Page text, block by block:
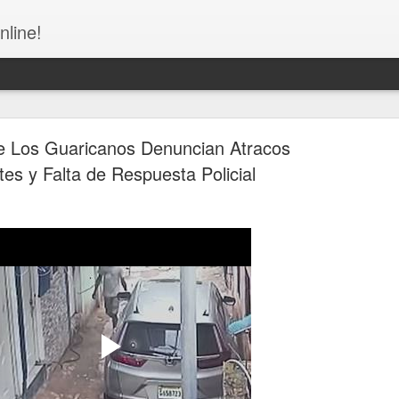
Los Guaricanos Denuncian Atracos
y Falta de Respuesta Policial
NUEVAS!